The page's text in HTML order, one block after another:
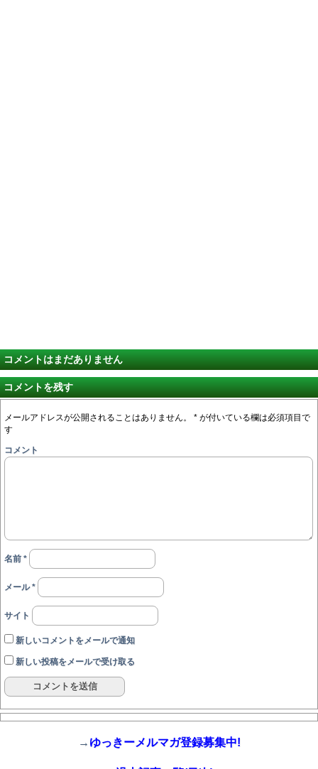
コメントはまだありません
コメントを残す
メールアドレスが公開されることはありません。 * が付いている欄は必須項目で
す
コメント
名前 *
メール*
サイト
新しいコメントをメールで通知
新しい投稿をメールで受け取る
→ ゆっきーメルマガ登録募集中!